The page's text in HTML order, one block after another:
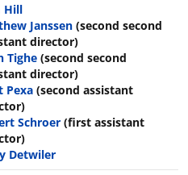
Hill
Janssen (second second
director)
Tighe (second second
director)
Pexa (second assistant
Schroer (first assistant
Detwiler